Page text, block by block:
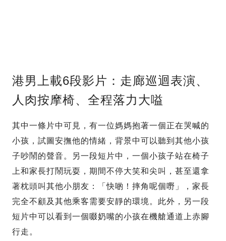
港男上載6段影片：走廊巡迴表演、
人肉按摩椅、全程落力大嗌
其中一條片中可見，有一位媽媽抱著一個正在哭喊的
小孩，試圖安撫他的情緒，背景中可以聽到其他小孩
子吵鬧的聲音。另一段短片中，一個小孩子站在椅子
上和家長打鬧玩耍，期間不停大笑和尖叫，甚至還拿
著枕頭叫其他小朋友：「快啲！摔角呢個嘢」，家長
完全不顧及其他乘客需要安靜的環境。此外，另一段
短片中可以看到一個啜奶嘴的小孩在機艙通道上赤腳
行走。